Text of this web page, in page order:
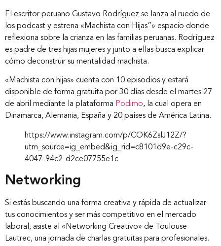
Inicio
Nosotros
Nuestros servicios
Nuestros clientes
Novedades
Contáctanos
El escritor peruano Gustavo Rodríguez se lanza al ruedo de
los podcast y estrena «Machista con Hijas”» espacio donde
reflexiona sobre la crianza en las familias peruanas. Rodríguez
es padre de tres hijas mujeres y junto a ellas busca explicar
cómo deconstruir su mentalidad machista.
«Machista con hijas» cuenta con 10 episodios y estará
disponible de forma gratuita por 30 días desde el martes 27
de abril mediante la plataforma Podimo, la cual opera en
Dinamarca, Alemania, España y 20 países de América Latina.
https://www.instagram.com/p/COK6ZslJ12Z/?
utm_source=ig_embed&ig_rid=c8101d9e-c29c-
4047-94c2-d2ce07755e1c
Networking
Si estás buscando una forma creativa y rápida de actualizar
tus conocimientos y ser más competitivo en el mercado
laboral, asiste al «Networking Creativo» de Toulouse
Lautrec, una jornada de charlas gratuitas para profesionales.